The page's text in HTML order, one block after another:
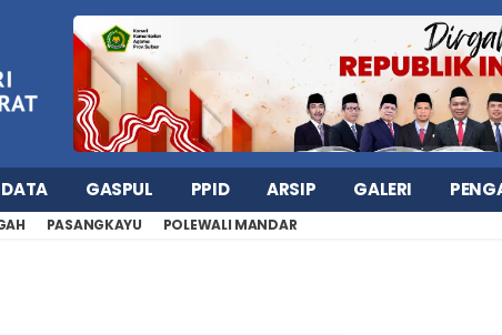
DATA GASPUL PPID ARSIP GALERI
PASANGKAYU POLEWALI MANDAR